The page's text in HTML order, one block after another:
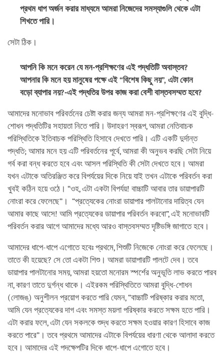
প্রথম ধাপ অর্জন করার মাধ্যমে আমরা নিজেদের সমস্যাগুলি থেকে এটা
শিখতে পারি।
সেটা ঠিক।
আপনি কি মনে করেন যে মন-প্রশিক্ষণের এই পদ্ধতিটি অবাস্তব?
আপনার কি মনে হয় মানুষের পক্ষে এই “বিশেষ কিছু নয়”, এটা কোন
বড়ো ব্যাপার নয়?-এই পদ্ধতির উপর কাজ করা বেশী বাস্তবসম্মত হবে?
আমাদের মনোভাব পরিবর্তনের চেষ্টা করার জন্য আমরা মন-প্রশিক্ষণের এই বুদ্ধি-
শোধন পদ্ধতিটির সহায়তা নিতে পারি। উদাহরণ স্বরূপ, আমরা নেতিবাচক
পরিস্থিতিকে ইতিবাচক পরিস্থিতি হিসাবে দেখতে পারি। এটি একটি দুর্দান্ত
পদ্ধতি; আমার মনে হয় এটি পরিবর্তনের পূর্বে, আমরা কী অনুভব করছি সেটা নিয়ে
গর্ব করা বন্ধ করতে হবে এবং আসল পরিস্থিতি কী সেটা দেখতে হবে। আমরা
যখন এটাকে অতিরঞ্জিত করে বিপর্যয়ের দিকে নিয়ে যাই তখন এটাকে পরিবর্তন করা
খুবই কঠিন হয়ে ওঠে। “ওহ, এটা একটা বিপর্যয়! বাচ্চাটি আবার তার ডায়াপারটি
নোংরা করে ফেলেছে”। “প্রত্যেকের নোংরা ডায়াপার পালটানোর দায়িত্ব যেন
আমার কাছে আসে! আমি প্রত্যেকের ডায়াপার পরিবর্তন করবো”, এই মনোভাবটি
পরিবর্তন করার আগে আমাদের মধ্যে আরও বাস্তবসম্মত দৃষ্টিভঙ্গি জাগাতে হবে।
আমাদের ধাপে-ধাপে এগোতে হবেঃ প্রথমে, শিশুটি নিজেকে নোংরা করে ফেলেছে।
তাতে কী হয়েছে? সে তো একটা শিশু। আমরা ডায়াপারটি পালটে দেব। তবে
ডায়াপার পালটানোর সময়, আমরা হয়তো মনোরম স্পর্শের অনুভূতি লাভ করতে পারব
না, কারণ তাতে দুর্গন্ধ থাকে। এইরকম পরিস্থিতিতে আমরা বুদ্ধি-শোধন
(লোজঙ্) অনুশীলন প্রয়োগ করতে পারি যেমন, “বাচ্চাটি পরিষ্কার করার মতো,
আমি যেন প্রত্যেকের দাগ এবং সমস্ত ময়লা পরিষ্কার করতে সক্ষম হতে পারি।
এটা করার ফলে, এটা যেন সকলকে শুদ্ধ করতে সক্ষম হওয়ার কারণ হিসাবে কাজ
করতে পারে”। তবে প্রথমে আমাদের এটাকে বিপর্যয়ের ধারণা থেকে আলাদা করতে
হবে। আমাদের এই পদক্ষেপটির দিকে ধাপে-ধাপে এগোতে হবে।